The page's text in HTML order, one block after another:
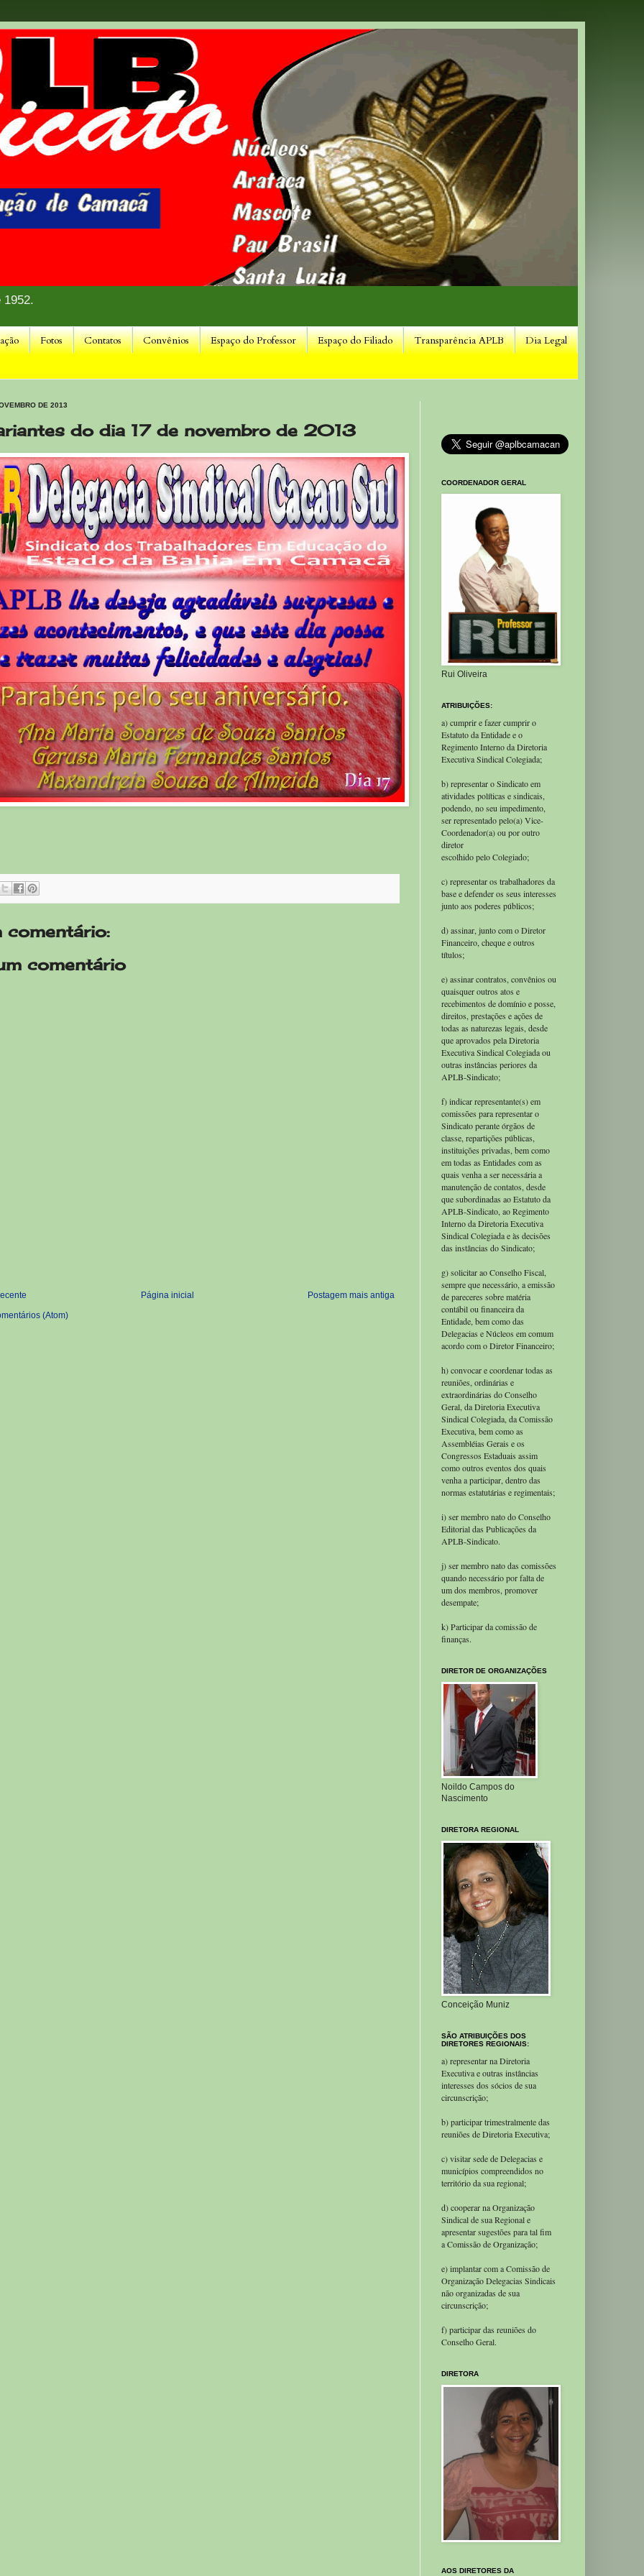
1952.
Fotos Contatos Convênios Espaço do Professor Espaço do Filiado Transparência APLB
Dia Legal
DE 2013
do dia 17 de novembro de 2013
comentário:
comentário
Postagem mais antiga
Página inicial
(Atom)
COORDENADOR GERAL
Rui Oliveira
ATRIBUIÇÕES:
a) cumprir e fazer cumprir o
Estatuto da Entidade e o
Regimento Interno da Diretoria
Executiva Sindical Colegiada;
b) representar o Sindicato em
atividades políticas e sindicais,
podendo, no seu impedimento,
ser representado pelo(a) Vice-
Coordenador(a) ou por outro
diretor
escolhido pelo Colegiado;
c) representar os trabalhadores da
base e defender os seus interesses
junto aos poderes públicos;
d) assinar, junto com o Diretor
Financeiro, cheque e outros
títulos;
e) assinar contratos, convênios ou
quaisquer outros atos e
recebimentos de domínio e posse,
direitos, prestações e ações de
todas as naturezas legais, desde
que aprovados pela Diretoria
Executiva Sindical Colegiada ou
outras instâncias periores da
APLB-Sindicato;
f) indicar representante(s) em
comissões para representar o
Sindicato perante órgãos de
classe, repartições públicas,
instituições privadas, bem como
em todas as Entidades com as
quais venha a ser necessária a
manutenção de contatos, desde
que subordinadas ao Estatuto da
APLB-Sindicato, ao Regimento
Interno da Diretoria Executiva
Sindical Colegiada e às decisões
das instâncias do Sindicato;
g) solicitar ao Conselho Fiscal,
sempre que necessário, a emissão
de pareceres sobre matéria
contábil ou financeira da
Entidade, bem como das
Delegacias e Núcleos em comum
acordo com o Diretor Financeiro;
h) convocar e coordenar todas as
reuniões, ordinárias e
extraordinárias do Conselho
Geral, da Diretoria Executiva
Sindical Colegiada, da Comissão
Executiva, bem como as
Assembléias Gerais e os
Congressos Estaduais assim
como outros eventos dos quais
venha a participar, dentro das
normas estatutárias e regimentais;
i) ser membro nato do Conselho
Editorial das Publicações da
APLB-Sindicato.
j) ser membro nato das comissões
quando necessário por falta de
um dos membros, promover
desempate;
k) Participar da comissão de
finanças.
DIRETOR DE ORGANIZAÇÕES
Noildo Campos do
Nascimento
DIRETORA REGIONAL
Conceição Muniz
SÃO ATRIBUIÇÕES DOS
DIRETORES REGIONAIS:
a) representar na Diretoria
Executiva e outras instâncias
interesses dos sócios de sua
circunscrição;
b) participar trimestralmente das
reuniões de Diretoria Executiva;
c) visitar sede de Delegacias e
municípios compreendidos no
território da sua regional;
d) cooperar na Organização
Sindical de sua Regional e
apresentar sugestões para tal fim
a Comissão de Organização;
e) implantar com a Comissão de
Organização Delegacias Sindicais
não organizadas de sua
circunscrição;
f) participar das reuniões do
Conselho Geral.
DIRETORA
AOS DIRETORES DA